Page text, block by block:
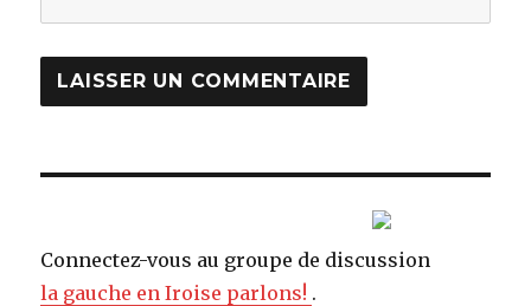
Connectez-vous au groupe de discussion
la gauche en Iroise parlons! .